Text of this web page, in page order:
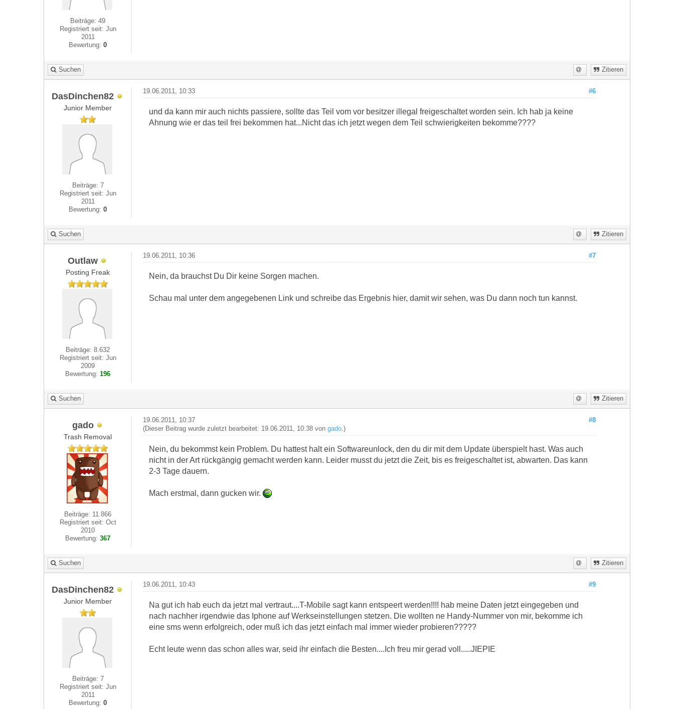
Beiträge: 49
Registriert seit: Jun
2011
Bewertung:0
Suchen Zitieren
DasDinchen82
Junior Member
Beiträge: 7
Registriert seit: Jun
2011
Bewertung:0
#6
19.06.2011, 10:33
und da kann mir auch nichts passiere, sollte das Teil vom vor besitzer illegal freigeschaltet worden sein. Ich hab ja keine
Ahnung wie er das teil frei bekommen hat...Nicht das ich jetzt wegen dem Teil schwierigkeiten bekomme????
Suchen Zitieren
Outlaw
Posting Freak
Beiträge: 8.632
Registriert seit: Jun
2009
Bewertung:196
#7
19.06.2011, 10:36
Nein, da brauchst Du Dir keine Sorgen machen.
Schau mal unter dem angegebenen Link und schreibe das Ergebnis hier, damit wir sehen, was Du dann noch tun kannst.
Suchen Zitieren
gado
Trash Removal
Beiträge: 11.866
Registriert seit: Oct
2010
Bewertung:367
#8
19.06.2011, 10:37
(Dieser Beitrag wurde zuletzt bearbeitet: 19.06.2011, 10:38 von gado.)
Nein, du bekommst kein Problem. Du hattest halt ein Softwareunlock, den du dir mit dem Update überspielt hast. Was auch
nicht in der Art rückgängig gemacht werden kann. Leider musst du jetzt die Zeit, bis es freigeschaltet ist, abwarten. Das kann
2-3 Tage dauern.
Mach erstmal, dann gucken wir.
Suchen Zitieren
DasDinchen82
Junior Member
Beiträge: 7
Registriert seit: Jun
2011
Bewertung:0
#9
19.06.2011, 10:43
Na gut ich hab euch da jetzt mal vertraut....T-Mobile sagt kann entspeert werden!!!! hab meine Daten jetzt eingegeben und
nach nachher irgendwie das Iphone auf Werkseinstellungen stetzen. Die wollten ne Handy-Nummer von mir, bekomme ich
eine sms wenn erfolgreich, oder muß ich das jetzt einfach mal immer wieder probieren?????
Echt leute wenn das schon alles war, seid ihr einfach die Besten....Ich freu mir gerad voll.....JIEPIE